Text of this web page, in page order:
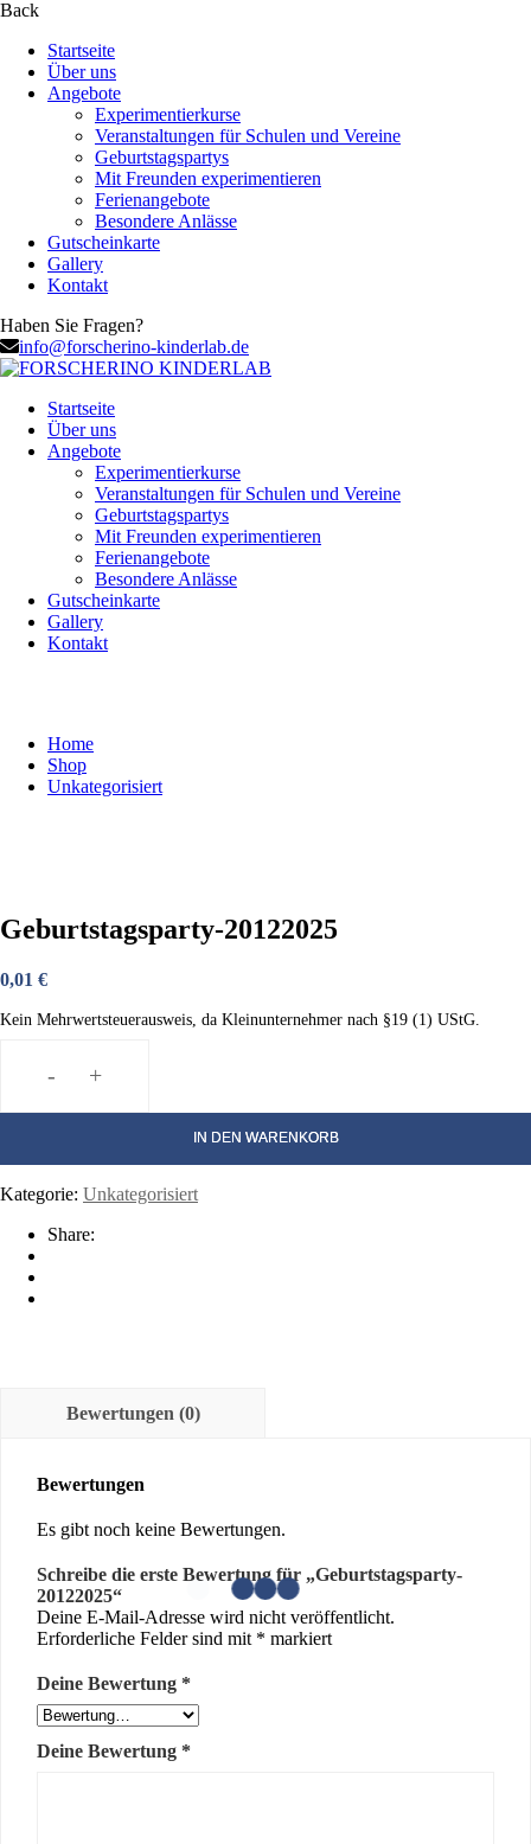
Back
Startseite
Über uns
Angebote
Experimentierkurse
Veranstaltungen für Schulen und Vereine
Geburtstagspartys
Mit Freunden experimentieren
Ferienangebote
Besondere Anlässe
Gutscheinkarte
Gallery
Kontakt
Haben Sie Fragen?
info@forscherino-kinderlab.de
Startseite
Über uns
Angebote
Experimentierkurse
Veranstaltungen für Schulen und Vereine
Geburtstagspartys
Mit Freunden experimentieren
Ferienangebote
Besondere Anlässe
Gutscheinkarte
Gallery
Kontakt
Home
Shop
Unkategorisiert
Geburtstagsparty-20122025
0,01 €
Kein Mehrwertsteuerausweis, da Kleinunternehmer nach §19 (1) UStG.
-
Geburtstagsparty-
+
IN DEN WARENKORB
Kategorie: Unkategorisiert
Share:
Bewertungen (0)
Bewertungen
Es gibt noch keine Bewertungen.
Schreibe die erste Bewertung für „Geburtstagsparty-
20122025“
Deine E-Mail-Adresse wird nicht veröffentlicht.
Erforderliche Felder sind mit * markiert
Deine Bewertung *
Deine Bewertung *